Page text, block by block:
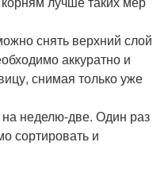
снять верхний слой
аккуратно и
снимая только уже
неделю-две. Один раз
сортировать и